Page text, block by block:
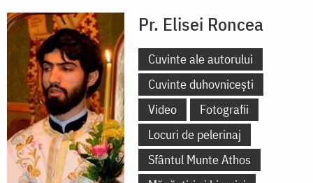
Pr. Elisei Roncea
Cuvinte ale autorului
Cuvinte duhovnicești
Video
Fotografii
Locuri de pelerinaj
Sfântul Munte Athos